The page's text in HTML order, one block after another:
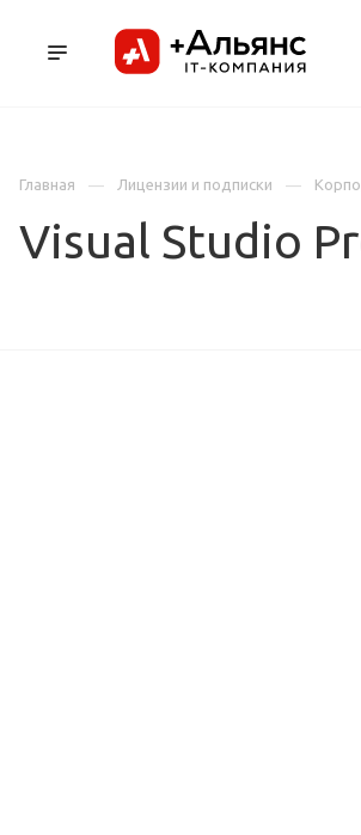
Главная
Лицензии и подписки
Visual Studio